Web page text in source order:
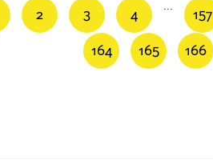
2 3 4 157
164 165 166